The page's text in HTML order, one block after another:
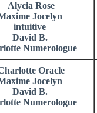
Alycia Rose
Jocelyn
intuitive
David B.
Numerologue
Oracle
Jocelyn
David B.
Numerologue